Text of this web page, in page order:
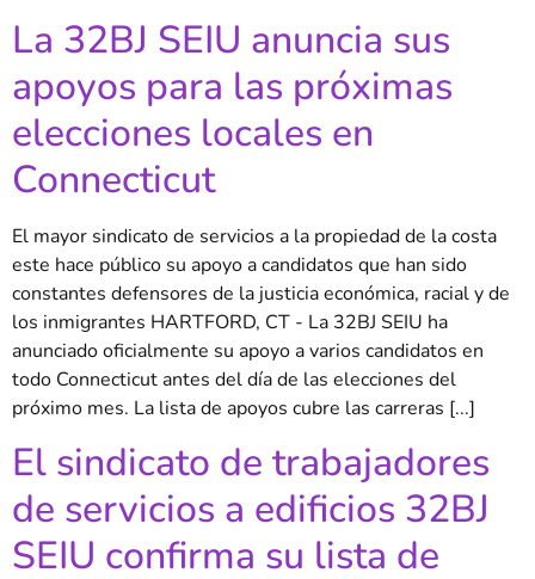
La 32BJ SEIU anuncia sus
apoyos para las próximas
elecciones locales en
Connecticut
El mayor sindicato de servicios a la propiedad de la costa
este hace público su apoyo a candidatos que han sido
constantes defensores de la justicia económica, racial y de
los inmigrantes HARTFORD, CT - La 32BJ SEIU ha
anunciado oficialmente su apoyo a varios candidatos en
todo Connecticut antes del día de las elecciones del
próximo mes. La lista de apoyos cubre las carreras [...]
El sindicato de trabajadores
de servicios a edificios 32BJ
SEIU confirma su lista de